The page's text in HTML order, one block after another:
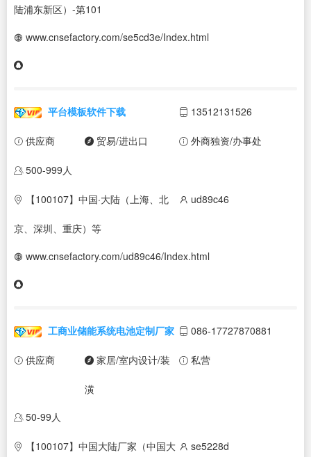
陆浦东新区）-第101
www.cnsefactory.com/se5cd3e/Index.html
平台模板软件下载 13512131526
供应商 贸易/进出口 外商独资/办事处
500-999人
【100107】中国·大陆（上海、北
京、深圳、重庆）等
ud89c46
www.cnsefactory.com/ud89c46/Index.html
工商业储能系统电池定制厂家 086-17727870881
供应商 家居/室内设计/装
潢
私营
50-99人
【100107】中国大陆厂家（中国大 se5228d